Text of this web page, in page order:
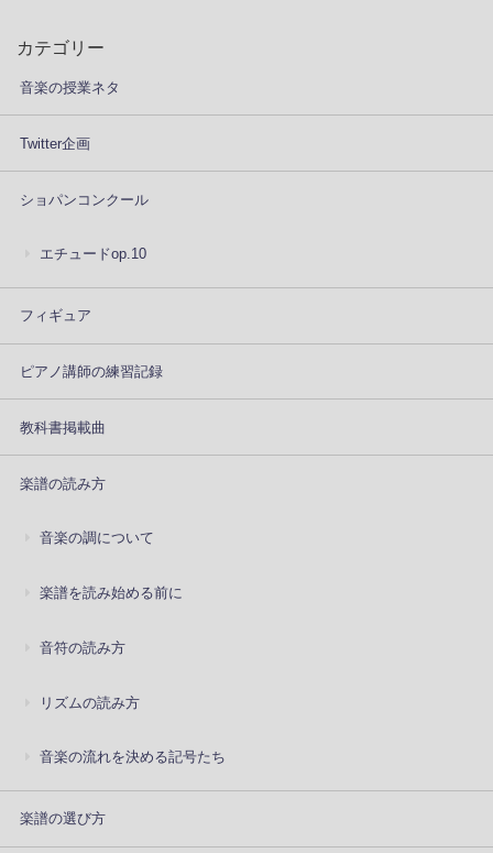
カテゴリー
音楽の授業ネタ
Twitter企画
ショパンコンクール
エチュードop.10
フィギュア
ピアノ講師の練習記録
教科書掲載曲
楽譜の読み方
音楽の調について
楽譜を読み始める前に
音符の読み方
リズムの読み方
音楽の流れを決める記号たち
楽譜の選び方